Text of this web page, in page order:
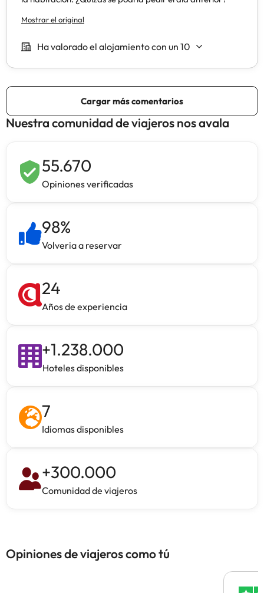
Nuestra comunidad de viajeros nos avala
55.670
Opiniones verificadas
98%
Volveria a reservar
24
Años de experiencia
+1.238.000
Hoteles disponibles
7
Idiomas disponibles
+300.000
Comunidad de viajeros
Opiniones de viajeros como tú